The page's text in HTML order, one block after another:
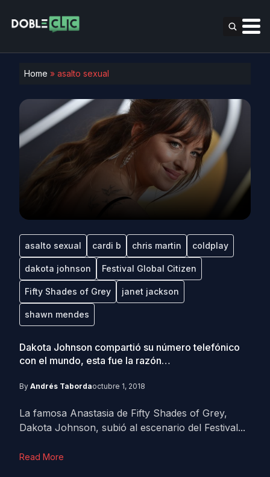
Home » asalto sexual
asalto sexual cardi b chris martin coldplay
dakota johnson Festival Global Citizen
Fifty Shades of Grey janet jackson
shawn mendes
Dakota Johnson compartió su número telefónico
con el mundo, esta fue la razón…
By Andrés Tabordaoctubre 1, 2018
La famosa Anastasia de Fifty Shades of Grey,
Dakota Johnson, subió al escenario del Festival...
Read More